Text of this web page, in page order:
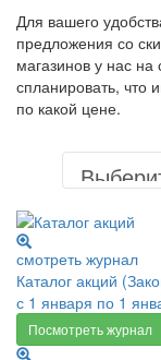
Для вашего
предложения со
магазинов у нас
спланировать, что
по какой цене.
смотреть журнал
Каталог акций
с 1 января по 1
Посмотреть журнал